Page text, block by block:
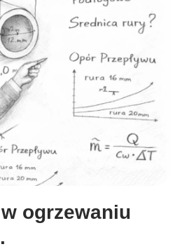
ogrzewaniu